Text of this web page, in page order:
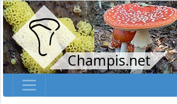
Champis.net